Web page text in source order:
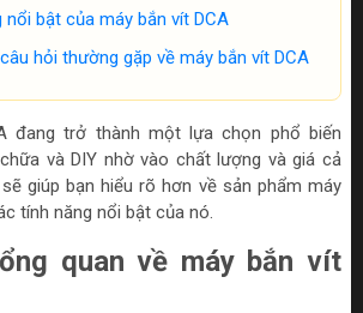
nổi bật của máy bắn vít DCA
hỏi thường gặp về máy bắn vít DCA
đang trở thành một lựa chọn phổ biến
và DIY nhờ vào chất lượng và giá cả
giúp bạn hiểu rõ hơn về sản phẩm máy
tính năng nổi bật của nó.
quan về máy bắn vít